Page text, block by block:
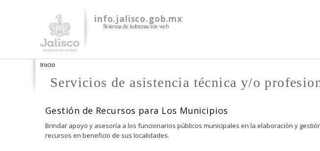
info.jalisco.gob.mx
Sistema de información web
Se encuentra usted aquí
Inicio
Servicios de asistencia técnica y/o
Gestión de Recursos para Los Municipios
Brindar apoyo y asesoría a los funcionarios públicos municipales en la elaboración y
recursos en beneficio de sus localidades.